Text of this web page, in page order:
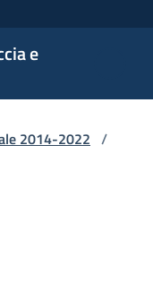
e
2014-2022 /